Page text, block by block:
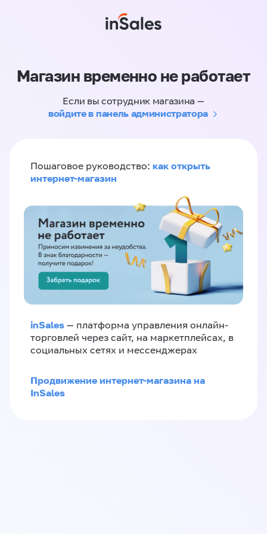
Магазин временно не работает
Если вы сотрудник магазина —
войдите в панель администратора
Пошаговое руководство: как открыть
интернет-магазин
inSales — платформа управления онлайн-
торговлей через сайт, на маркетплейсах, в
социальных сетях и мессенджерах
Продвижение интернет-магазина на
InSales